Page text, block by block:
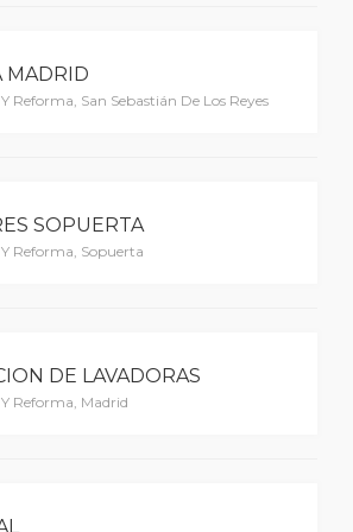
MADRID
Reforma, San Sebastián De Los Reyes
SOPUERTA
Reforma, Sopuerta
DE LAVADORAS
Reforma, Madrid